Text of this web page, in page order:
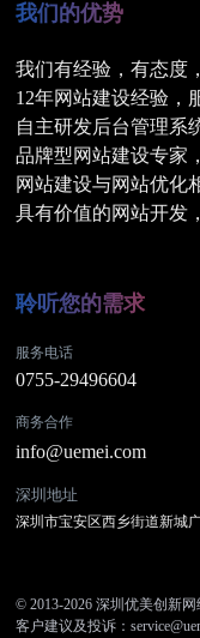
我们的优势
我们有经验，有态度
12年网站建设经验，
自主研发后台管理系
品牌型网站建设专家
网站建设与网站优化
具有价值的网站开发
聆听您的需求
服务电话
0755-29496604
商务合作
info@uemei.com
深圳地址
深圳市宝安区西乡街道新城
© 2013-2026 深圳优美创新
客户建议及投诉：